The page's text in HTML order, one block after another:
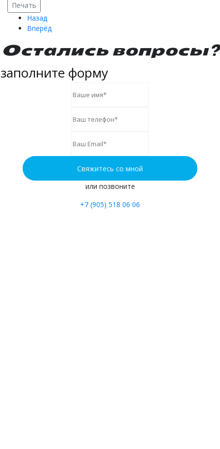
Печать
Назад
Вперёд
Остались вопросы?
заполните форму
или позвоните
+7 (905) 518 06 06